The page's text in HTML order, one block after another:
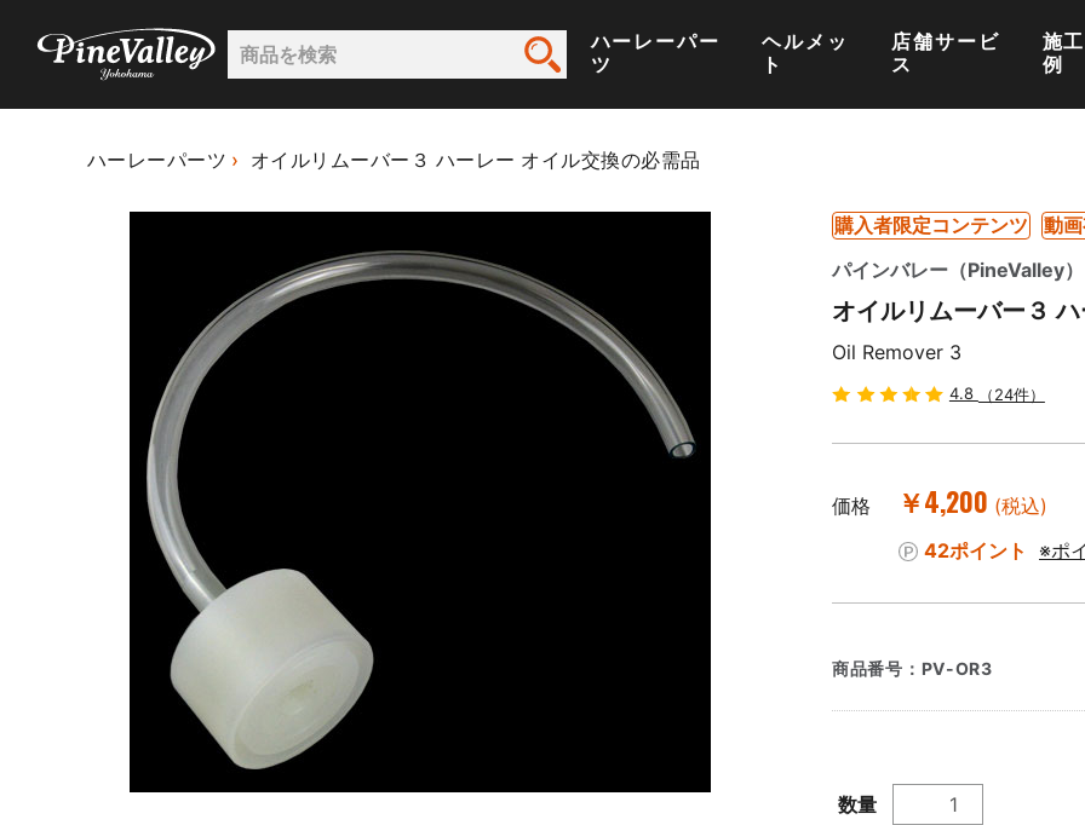
ハーレーパー
ツ
ヘルメッ
ト
店舗サービ
ス
施
例
ハーレーパーツ オイルリムーバー３ ハーレー オイル交換の必需品
購入者限定コンテンツ
動
パインバレー（PineValley）
オイルリムーバー３
Oil Remover 3
4.8 （24件）
価格 ￥4,200 (税込)
42ポイント
※ポ
商品番号： PV-OR3
数量